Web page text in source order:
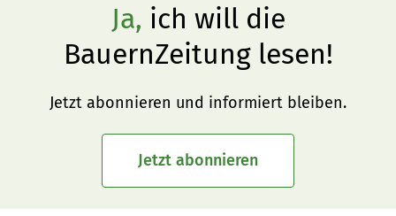
Ja, ich will die
BauernZeitung lesen!
Jetzt abonnieren und informiert bleiben.
Jetzt abonnieren